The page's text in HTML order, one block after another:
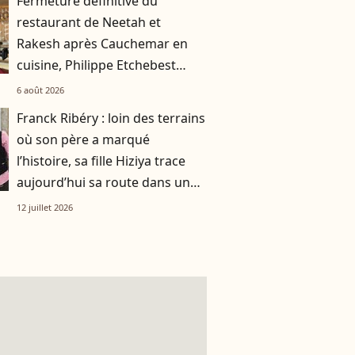
restaurant de Neetah et
Rakesh après Cauchemar en
cuisine, Philippe Etchebest
pensait les avoir sauvés
6 août 2026
Franck Ribéry : loin des terrains
où son père a marqué
l’histoire, sa fille Hiziya trace
aujourd’hui sa route dans un
tout autre univers
12 juillet 2026